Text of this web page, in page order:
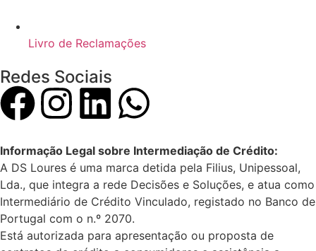
Livro de Reclamações
Redes Sociais
Informação Legal sobre Intermediação de Crédito:
A DS Loures é uma marca detida pela Filius, Unipessoal,
Lda., que integra a rede Decisões e Soluções, e atua como
Intermediário de Crédito Vinculado, registado no Banco de
Portugal com o n.º 2070.
Está autorizada para apresentação ou proposta de